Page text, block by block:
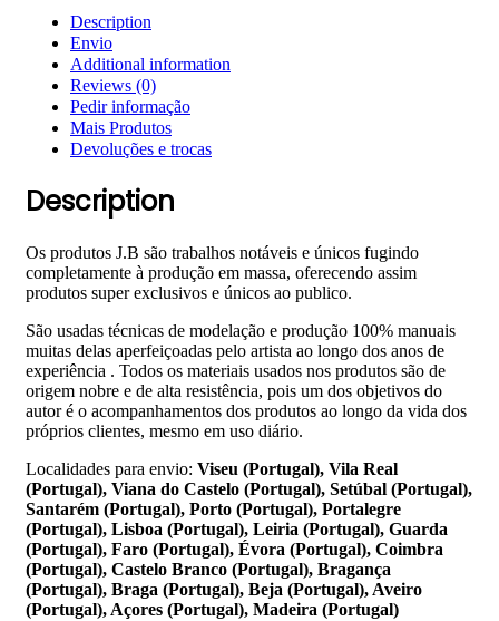
Description
Envio
Additional information
Reviews (0)
Pedir informação
Mais Produtos
Devoluções e trocas
Description
Os produtos J.B são trabalhos notáveis e únicos fugindo
completamente à produção em massa, oferecendo assim
produtos super exclusivos e únicos ao publico.
São usadas técnicas de modelação e produção 100% manuais
muitas delas aperfeiçoadas pelo artista ao longo dos anos de
experiência . Todos os materiais usados nos produtos são de
origem nobre e de alta resistência, pois um dos objetivos do
autor é o acompanhamentos dos produtos ao longo da vida dos
próprios clientes, mesmo em uso diário.
Localidades para envio: Viseu (Portugal), Vila Real
(Portugal), Viana do Castelo (Portugal), Setúbal (Portugal),
Santarém (Portugal), Porto (Portugal), Portalegre
(Portugal), Lisboa (Portugal), Leiria (Portugal), Guarda
(Portugal), Faro (Portugal), Évora (Portugal), Coimbra
(Portugal), Castelo Branco (Portugal), Bragança
(Portugal), Braga (Portugal), Beja (Portugal), Aveiro
(Portugal), Açores (Portugal), Madeira (Portugal)